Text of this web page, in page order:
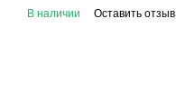
В наличии Оставить отзыв